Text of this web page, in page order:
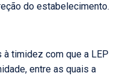
do estabelecimento.
timidez com que a LEP
entre as quais a